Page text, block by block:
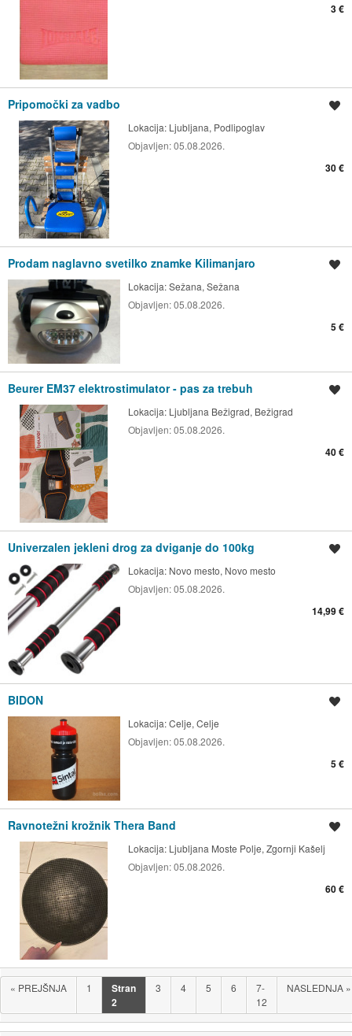
3 €
Pripomočki za vadbo
Lokacija: Ljubljana, Podlipoglav
Objavljen:05.08.2026.
30 €
Prodam naglavno svetilko znamke Kilimanjaro
Lokacija:Sežana, Sežana
Objavljen:05.08.2026.
5 €
Beurer EM37 elektrostimulator - pas za trebuh
Lokacija: Ljubljana Bežigrad, Bežigrad
Objavljen:05.08.2026.
40 €
Univerzalen jekleni drog za dviganje do 100kg
Lokacija: Novo mesto, Novo mesto
Objavljen:05.08.2026.
14,99 €
BIDON
Lokacija:Celje, Celje
Objavljen:05.08.2026.
5 €
Ravnotežni krožnik Thera Band
Lokacija: Ljubljana Moste Polje, Zgornji Kašelj
Objavljen:05.08.2026.
60 €
« PREJŠNJA 1
Stran
2
3 4 5 6
7-
12
NASLEDNJA »